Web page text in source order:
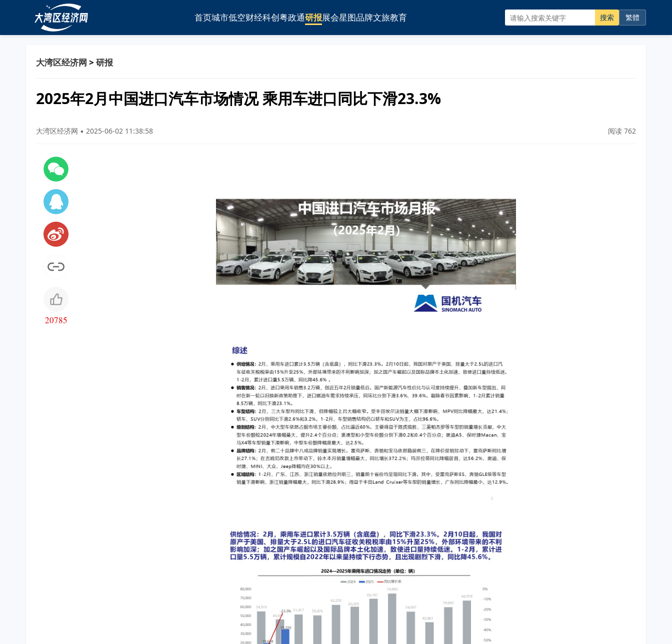
首页城市低空财经科创粤政通研报展会星图品牌文旅教育 搜索 繁體
大湾区经济网 > 研报
2025年2月中国进口汽车市场情况 乘用车进口同比下滑23.3%
大湾区经济网 ▪ 2025-06-02 11:38:58 阅读 762
20785